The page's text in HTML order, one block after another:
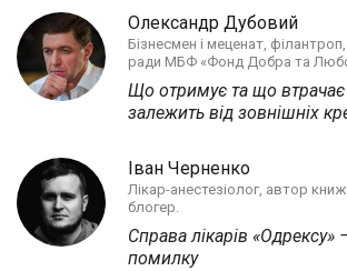
Олександр Дубовий
Бізнесмен і меценат,
ради МБФ «Фонд Добра та
Що отримує та що втрачає
залежить від зовнішніх
Іван Черненко
Лікар-анестезіолог, автор
блогер.
Справа лікарів «Одрексу»
помилку